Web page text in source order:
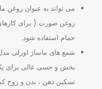
می تواند به عنوان روغن
روغن صورت ( برای
حمام استفاده شود.
شمع های ماساژ اورلی
بخش و حسی عالی برای
تسکین ذهن ، بدن و روح